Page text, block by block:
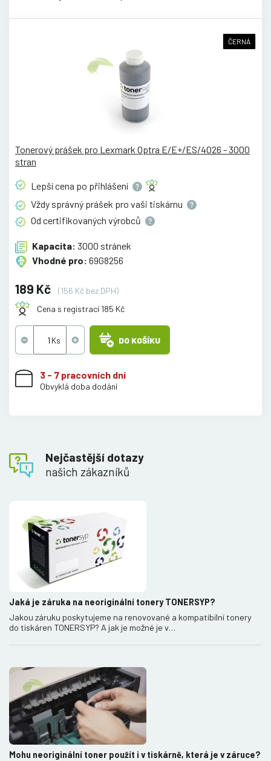
ČERNÁ
Tonerový prášek pro Lexmark Optra E/E+/ES/4026 - 3000
stran
Lepší cena po přihlášení
Vždy správný prášek pro vaši tiskárnu
Od certifikovaných výrobců
Kapacita: 3000 stránek
Vhodné pro: 69G8256
189 Kč
(156 Kč bez DPH)
Cena s registrací 185 Kč
DO KOŠÍKU
3 - 7 pracovních dní
Obvyklá doba dodání
Nejčastější dotazy
našich zákazníků
Jaká je záruka na neoriginální tonery TONERSYP?
Jakou záruku poskytujeme na renovované a kompatibilní tonery
do tiskáren TONERSYP? A jak je možné je v…
Mohu neoriginální toner použít i v tiskárně, která je v záruce?